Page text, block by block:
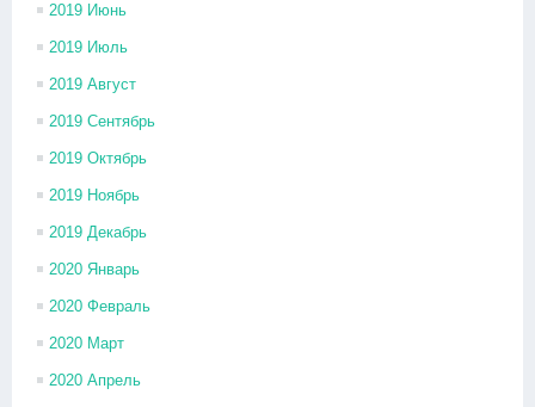
2019 Июнь
2019 Июль
2019 Август
2019 Сентябрь
2019 Октябрь
2019 Ноябрь
2019 Декабрь
2020 Январь
2020 Февраль
2020 Март
2020 Апрель